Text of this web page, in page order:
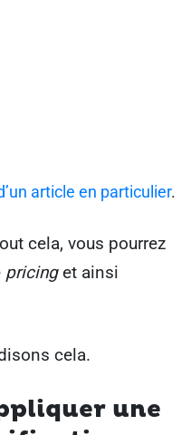
article en particulier.
cela, vous pourrez
pricinget ainsi
cela.
une